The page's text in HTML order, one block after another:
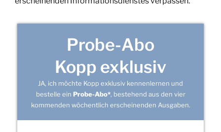
Probe-Abo
Kopp exklusiv
JA, ich möchte Kopp exklusiv kennenlernen und
bestelle ein Probe-Abo*, bestehend aus den vier
kommenden wöchentlich erscheinenden Ausgaben.